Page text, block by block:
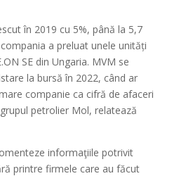
în 2019 cu 5%, până la 5,7
a preluat unele unități
SE din Ungaria. MVM se
la bursă în 2022, când ar
companie ca cifră de afaceri
petrolier Mol, relatează
informaţiile potrivit
printre firmele care au făcut